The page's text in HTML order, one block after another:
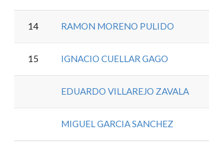
14 RAMON MORENO PULIDO
15 IGNACIO CUELLAR GAGO
EDUARDO VILLAREJO ZAVALA
MIGUEL GARCIA SANCHEZ